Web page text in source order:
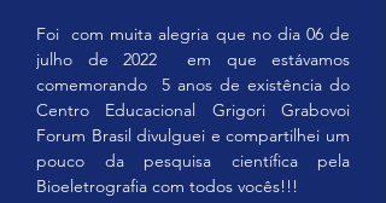
Foi  com muita alegria que no dia 06 de
julho de 2022  em que estávamos
comemorando  5 anos de existência do
Centro Educacional Grigori Grabovoi
Forum Brasil divulguei e compartilhei um
pouco da pesquisa científica pela
Bioeletrografia com todos vocês!!!